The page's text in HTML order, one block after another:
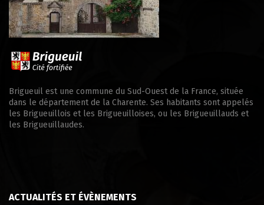
Brigueuil est une commune du Sud-Ouest de la France, située
dans le département de la Charente. Ses habitants sont appelés
les Brigueuillois et les Brigueuilloises, ou les Brigueuillauds et
les Brigueuillaudes.
ACTUALITÉS ET ÉVÈNEMENTS